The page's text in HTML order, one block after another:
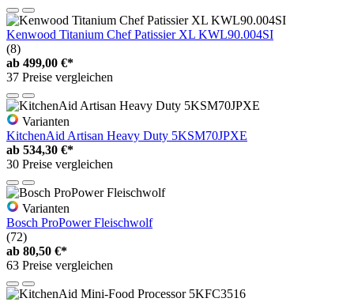
Kenwood Titanium Chef Patissier XL KWL90.004SI
(8)
ab 499,00 €*
37 Preise vergleichen
Varianten
KitchenAid Artisan Heavy Duty 5KSM70JPXE
ab 534,30 €*
30 Preise vergleichen
Varianten
Bosch ProPower Fleischwolf
(72)
ab 80,50 €*
63 Preise vergleichen